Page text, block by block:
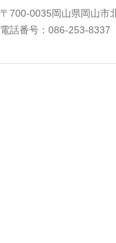
〒700-0035岡山県岡山市
電話番号：086-253-